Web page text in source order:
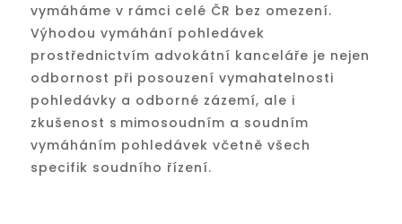
vymáháme v rámci celé ČR bez omezení.
Výhodou vymáhání pohledávek
prostřednictvím advokátní kanceláře je nejen
odbornost při posouzení vymahatelnosti
pohledávky a odborné zázemí, ale i
zkušenost s mimosoudním a soudním
vymáháním pohledávek včetně všech
specifik soudního řízení.